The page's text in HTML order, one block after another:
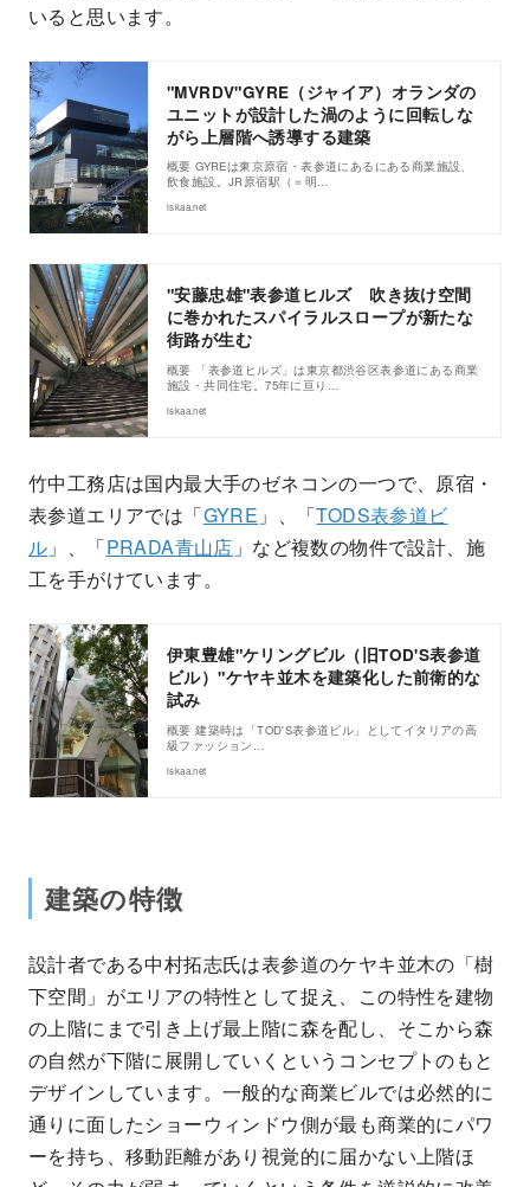
いると思います。
"MVRDV"GYRE（ジャイア）オランダの
ユニットが設計した渦のように回転しな
がら上層階へ誘導する建築
概要 GYREは東京原宿・表参道にあるにある商業施設、
飲食施設。JR原宿駅（＝明…
iskaa.net
"安藤忠雄"表参道ヒルズ 吹き抜け空間
に巻かれたスパイラルスロープが新たな
街路が生む
概要 「表参道ヒルズ」は東京都渋谷区表参道にある商業
施設・共同住宅。75年に亘り…
iskaa.net
竹中工務店は国内最大手のゼネコンの一つで、原宿・
表参道エリアでは「GYRE 」、「TODS表参道ビ
ル 」、「PRADA青山店 」など複数の物件で設計、施
工を手がけています。
伊東豊雄"ケリングビル（旧TOD'S表参道
ビル）"ケヤキ並木を建築化した前衛的な
試み
概要 建築時は「TOD'S表参道ビル」としてイタリアの高
級ファッション…
iskaa.net
建築の特徴
設計者である中村拓志氏は表参道のケヤキ並木の「樹
下空間」がエリアの特性として捉え、この特性を建物
の上階にまで引き上げ最上階に森を配し、そこから森
の自然が下階に展開していくというコンセプトのもと
デザインしています。一般的な商業ビルでは必然的に
通りに面したショーウィンドウ側が最も商業的にパワ
ーを持ち、移動距離があり視覚的に届かない上階ほ